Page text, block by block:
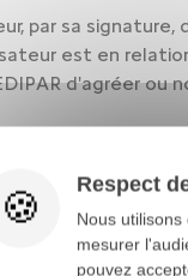
par sa
est en
d'agréer ou
faire reprendre
« Contact ».
Respect
Nous
mesurer
pouvez